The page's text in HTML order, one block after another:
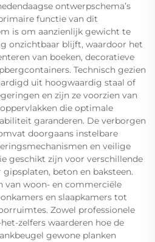
ontwerpschema’s
functie van dit
is om aanzienlijk gewicht te
onzichtbaar blijft, waardoor het
van boeken, decoratieve
Technisch gezien
uit hoogwaardig staal of
en zijn ze voorzien van
die optimale
garanderen. De verborgen
doorgaans instelbare
en veilige
geschikt zijn voor verschillende
beton en baksteen.
van woon- en commerciële
en slaapkamers tot
Zowel professionele
zelfers waarderen hoe de
gewone planken